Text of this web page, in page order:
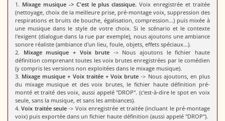
1. Mixage musique -> C'est le plus classique. Voix enregistrée et traitée
(nettoyage, choix de la meilleure prise, pré-montage voix, suppression des
respirations et bruits de bouche, égalisation, compression...) puis mixée à
une musique dans le style de votre choix. Si le scénario et le contexte
l'exigent (dialogue dans la rue par exemple), nous ajoutons une ambiance
sonore réaliste (ambiance d'un lieu, foule, objets, effets spéciaux...).
2. Mixage musique + Voix brute -> Nous ajoutons le fichier haute
définition comprenant toutes les voix brutes enregistrées par le comédien
(y compris les versions non exploitées dans le mixage musique).
3. Mixage musique + Voix traitée + Voix brute -> Nous ajoutons, en plus
du mixage musique et des voix brutes, le fichier haute définition pré-
monté et traité des voix, aussi appelé "DROP". (c'est-à-dire le spot en voix
seule, sans la musique, et sans les ambiances).
4.Voix traitée seule -> Voix enregistrée et traitée (incluant le pré-montage
voix) puis exportée dans un fichier haute définition (aussi appelé "DROP").